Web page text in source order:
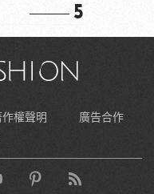
5
作權聲明
廣告合作